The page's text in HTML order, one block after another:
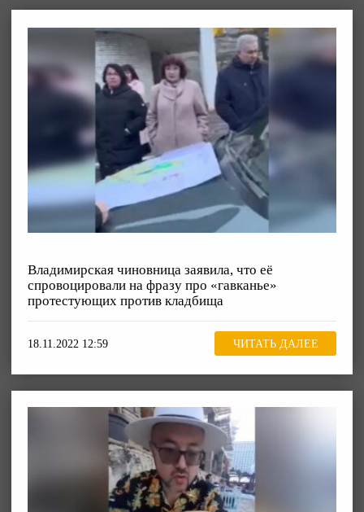
Владимирская чиновница заявила, что её
спровоцировали на фразу про «гавканье»
протестующих против кладбища
18.11.2022 12:59 ЧИТАТЬ ДАЛЕЕ